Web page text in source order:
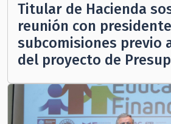
Titular de Hacienda
reunión con
subcomisiones previo
del proyecto de